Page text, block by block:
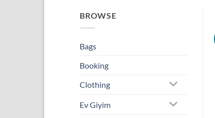
BROWSE
Bags
Booking
Clothing
Ev Giyim